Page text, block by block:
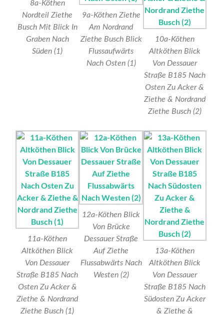
8a-Köthen
Nordteil Ziethe
Busch Mit Blick In
Graben Nach
Süden (1)
9a-Köthen Ziethe
Am Nordrand
Ziethe Busch Blick
Flussaufwärts
Nach Osten (1)
10a-Köthen
Altköthen Blick
Von Dessauer
Straße B185 Nach
Osten Zu Acker &
Ziethe & Nordrand
Ziethe Busch (2)
11a-Köthen
Altköthen Blick
Von Dessauer
Straße B185 Nach
Osten Zu Acker &
Ziethe & Nordrand
Ziethe Busch (1)
12a-Köthen Blick
Von Brücke
Dessauer Straße
Auf Ziethe
Flussabwärts Nach
Westen (2)
13a-Köthen
Altköthen Blick
Von Dessauer
Straße B185 Nach
Südosten Zu Acker
& Ziethe &